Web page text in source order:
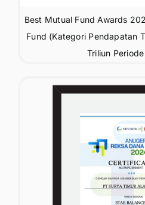
Best Mutual Fund Awards
Fund (Kategori Pendapatan
Triliun